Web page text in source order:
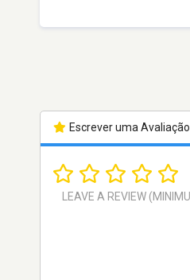
Escrever uma Avaliação